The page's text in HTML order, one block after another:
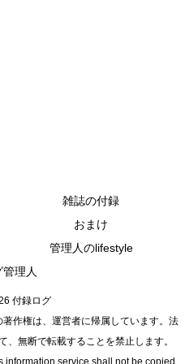
雑誌の付録
おまけ
管理人のlifestyle
理人
付録ログ
作権は、運営者に帰属しています。法
、無断で転載することを禁止します。
service shall not be copied,